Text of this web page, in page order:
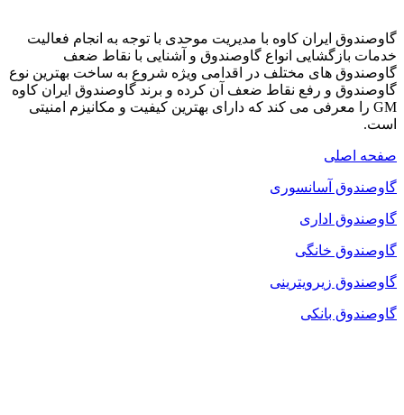
گاوصندوق ایران کاوه با مدیریت موحدی با توجه به انجام فعالیت
خدمات بازگشایی انواع گاوصندوق و آشنایی با نقاط ضعف
گاوصندوق های مختلف در اقدامی ویژه شروع به ساخت بهترین نوع
گاوصندوق و رفع نقاط ضعف آن کرده و برند گاوصندوق ایران کاوه
GM را معرفی می کند که دارای بهترین کیفیت و مکانیزم امنیتی
است.
صفحه اصلی
گاوصندوق آسانسوری
گاوصندوق اداری
گاوصندوق خانگی
گاوصندوق زیرویترینی
گاوصندوق بانکی